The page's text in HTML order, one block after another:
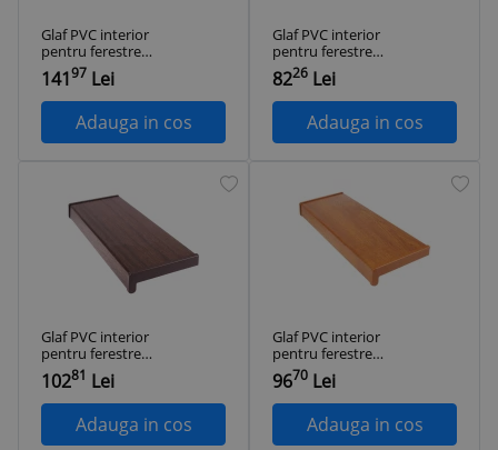
Glaf PVC interior
pentru ferestre
Wenge 125 x 30 cm
14197 Lei
Adauga in cos
Glaf PVC interior
pentru ferestre
Wenge 100 x 20 cm
8226 Lei
Adauga in cos
Glaf PVC interior
pentru ferestre
Wenge 100 x 25 cm
10281 Lei
Adauga in cos
Glaf PVC interior
pentru ferestre
Stejar 150 x 15 cm
9670 Lei
Adauga in cos